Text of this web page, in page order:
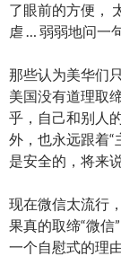
了眼前的方便，
虐 … 弱弱地问一
那些认为美华们
美国没有道理取
乎，自己和别人
外，也永远跟着“
是安全的，将来
现在微信太流行
果真的取缔“微
一个自慰式的理